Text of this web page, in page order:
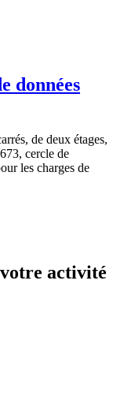
données
de deux étages,
cercle de
les charges de
activité